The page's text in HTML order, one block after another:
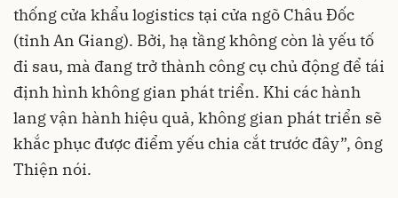
thống cửa khẩu logistics tại cửa ngõ Châu Đốc
(tỉnh An Giang). Bởi, hạ tầng không còn là yếu tố
đi sau, mà đang trở thành công cụ chủ động để tái
định hình không gian phát triển. Khi các hành
lang vận hành hiệu quả, không gian phát triển sẽ
khắc phục được điểm yếu chia cắt trước đây”, ông
Thiện nói.